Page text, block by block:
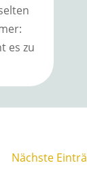
es zu
Nächste